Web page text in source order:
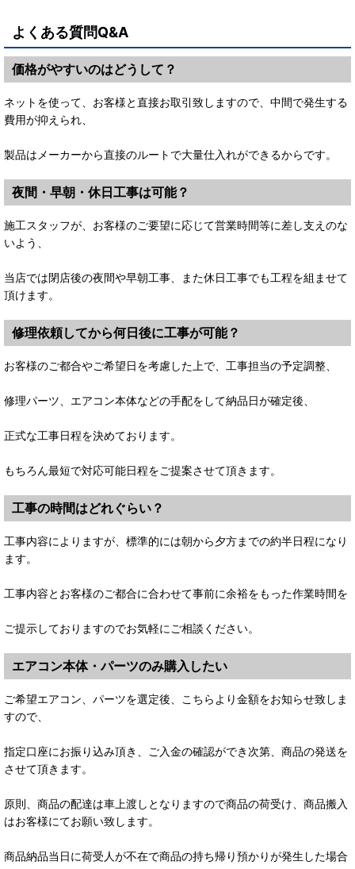
よくある質問Q&A
価格がやすいのはどうして？
ネットを使って、お客様と直接お取引致しますので、中間で発生する
費用が抑えられ、
製品はメーカーから直接のルートで大量仕入れができるからです。
夜間・早朝・休日工事は可能？
施工スタッフが、お客様のご要望に応じて営業時間等に差し支えのな
いよう、
当店では閉店後の夜間や早朝工事、また休日工事でも工程を組ませて
頂けます。
修理依頼してから何日後に工事が可能？
お客様のご都合やご希望日を考慮した上で、工事担当の予定調整、
修理パーツ、エアコン本体などの手配をして納品日が確定後、
正式な工事日程を決めております。
もちろん最短で対応可能日程をご提案させて頂きます。
工事の時間はどれぐらい？
工事内容によりますが、標準的には朝から夕方までの約半日程になり
ます。
工事内容とお客様のご都合に合わせて事前に余裕をもった作業時間を
ご提示しておりますのでお気軽にご相談ください。
エアコン本体・パーツのみ購入したい
ご希望エアコン、パーツを選定後、こちらより金額をお知らせ致しま
すので、
指定口座にお振り込み頂き、ご入金の確認ができ次第、商品の発送を
させて頂きます。
原則、商品の配達は車上渡しとなりますので商品の荷受け、商品搬入
はお客様にてお願い致します。
商品納品当日に荷受人が不在で商品の持ち帰り預かりが発生した場合